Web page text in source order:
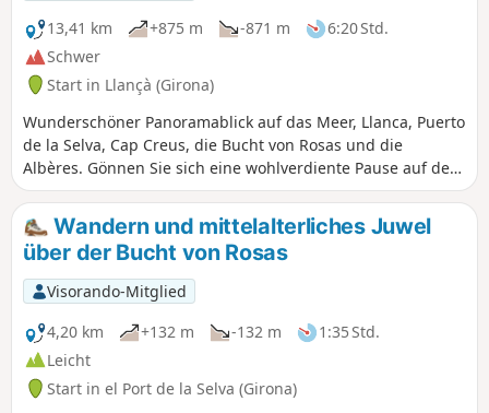
13,41 km
+875 m -871 m
6:20 Std.
Schwer
Start in Llançà (Girona)
Wunderschöner Panoramablick auf das Meer, Llanca, Puerto
de la Selva, Cap Creus, die Bucht von Rosas und die
Albères. Gönnen Sie sich eine wohlverdiente Pause auf dem
Dorfplatz mit Brunnen in Serra de Rodes
Wandern und mittelalterliches Juwel
über der Bucht von Rosas
Visorando-Mitglied
4,20 km
+132 m -132 m
1:35 Std.
Leicht
Start in el Port de la Selva (Girona)